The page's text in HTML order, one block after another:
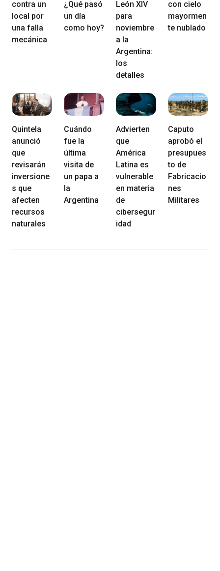
contra un
local por
una falla
mecánica
¿Qué pasó
un día
como hoy?
León XIV
para
noviembre
a la
Argentina:
los
detalles
con cielo
mayormen
te nublado
Quintela
anunció
que
revisarán
inversione
s que
afecten
recursos
naturales
Cuándo
fue la
última
visita de
un papa a
la
Argentina
Advierten
que
América
Latina es
vulnerable
en materia
de
cibersegur
idad
Caputo
aprobó el
presupues
to de
Fabricacio
nes
Militares